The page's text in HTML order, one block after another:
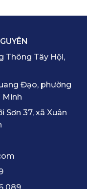
Thông Tây Hội,
Đạo, phường
Minh
Sơn 37, xã Xuân